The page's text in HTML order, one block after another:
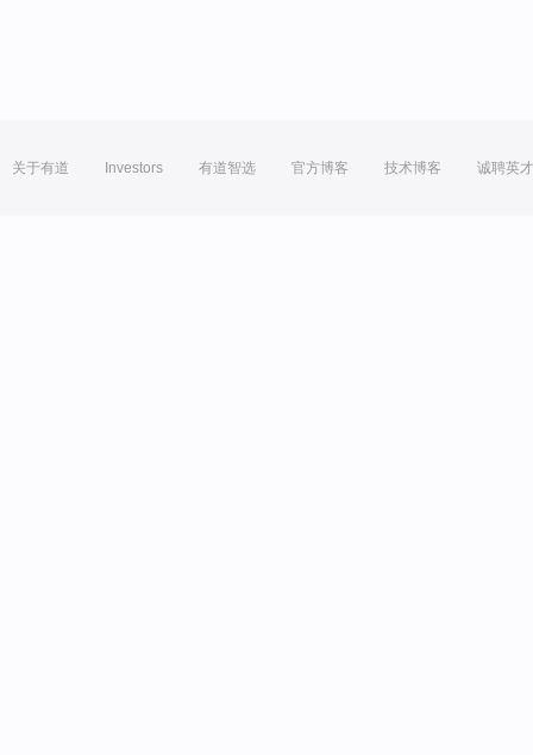
关于有道 Investors 有道智选 官方博客 技术博客 诚聘英才